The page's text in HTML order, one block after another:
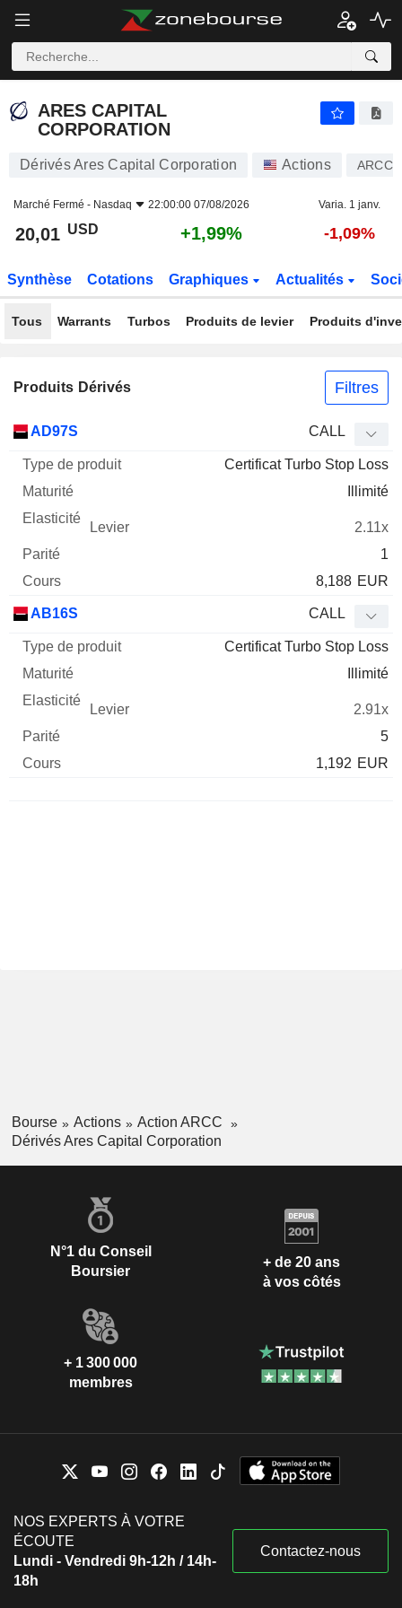
ARES CAPITAL
CORPORATION
Dérivés Ares Capital Corporation Actions ARCC
Marché Fermé - Nasdaq 22:00:00 07/08/2026 Varia. 1 janv.
20,01 USD +1,99% -1,09%
Synthèse Cotations Graphiques Actualités
Tous Warrants Turbos Produits de levier Produits
Produits Dérivés Filtres
Mnemo Type produit
Elasticité Levier Parité
AD97S CALL
Certificat Turbo Stop Loss
Illimité
2.11x
1
8,188 EUR
AB16S CALL
Certificat Turbo Stop Loss
Illimité
2.91x
5
1,192 EUR
Bourse Actions
Action ARCC
Dérivés Ares Capital Corporation
N°1 du Conseil
Boursier
+ de 20 ans
à vos côtés
+ 1 300 000
membres
NOS EXPERTS À VOTRE
ÉCOUTE
Lundi - Vendredi 9h-12h / 14h-
18h
Contactez-nous